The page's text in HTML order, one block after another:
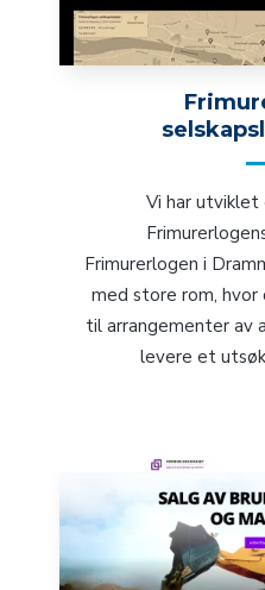
Vi har
Frimurerlogen i
med store rom, hvor
til arrangementer av
levere et